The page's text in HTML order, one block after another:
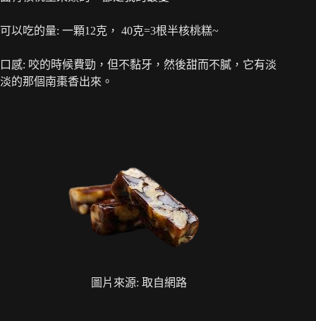
可以吃的量: 一顆12克， 40克=3根半核桃糕~
口感: 咬的時候費勁，但不黏牙，然後甜而不膩，它有淡
淡的那個南棗香出來。
圖片來源: 取自網路